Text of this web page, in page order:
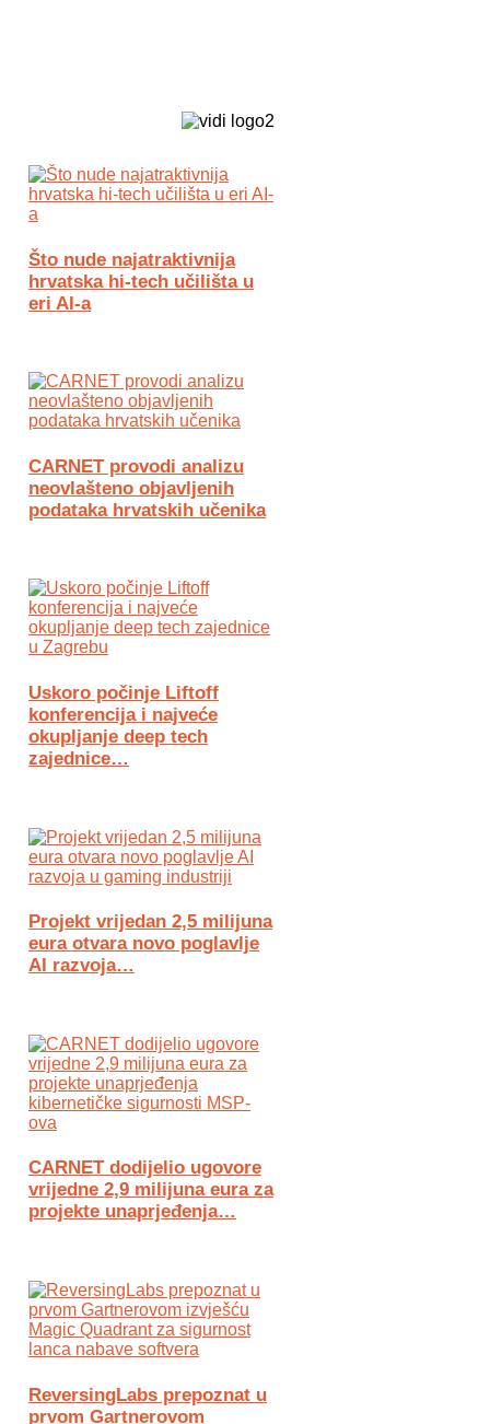
Što nude najatraktivnija
hrvatska hi-tech učilišta u
eri AI-a
CARNET provodi analizu
neovlašteno objavljenih
podataka hrvatskih učenika
Uskoro počinje Liftoff
konferencija i najveće
okupljanje deep tech
zajednice…
Projekt vrijedan 2,5 milijuna
eura otvara novo poglavlje
AI razvoja…
CARNET dodijelio ugovore
vrijedne 2,9 milijuna eura za
projekte unaprjeđenja…
ReversingLabs prepoznat u
prvom Gartnerovom